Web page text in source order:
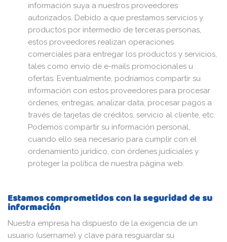
información suya a nuestros proveedores
autorizados. Debido a que prestamos servicios y
productos por intermedio de terceras personas,
estos proveedores realizan operaciones
comerciales para entregar los productos y servicios,
tales como envío de e-mails promocionales u
ofertas. Eventualmente, podríamos compartir su
información con estos proveedores para procesar
órdenes, entregas, analizar data, procesar pagos a
través de tarjetas de créditos, servicio al cliente, etc.
Podemos compartir su información personal,
cuando ello sea necesario para cumplir con el
ordenamiento jurídico, con órdenes judiciales y
proteger la política de nuestra página web.
Estamos comprometidos con la seguridad de su
información
Nuestra empresa ha dispuesto de la exigencia de un
usuario (username) y clave para resguardar su